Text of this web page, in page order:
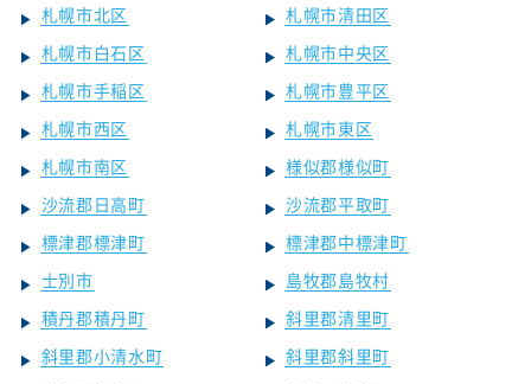
札幌市北区
札幌市清田区
札幌市白石区
札幌市中央区
札幌市手稲区
札幌市豊平区
札幌市西区
札幌市東区
札幌市南区
様似郡様似町
沙流郡日高町
沙流郡平取町
標津郡標津町
標津郡中標津町
士別市
島牧郡島牧村
積丹郡積丹町
斜里郡清里町
斜里郡小清水町
斜里郡斜里町